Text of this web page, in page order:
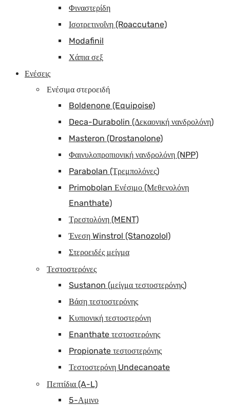
Φιναστερίδη
Ισοτρετινοΐνη (Roaccutane)
Modafinil
Χάπια σεξ
Ενέσεις
Ενέσιμα στεροειδή
Boldenone (Equipoise)
Deca-Durabolin (Δεκαονική νανδρολόνη)
Masteron (Drostanolone)
Φαινυλοπροπιονική νανδρολόνη (NPP)
Parabolan (Τρεμπολόνες)
Primobolan Ενέσιμο (Μεθενολόνη
Enanthate)
Τρεστολόνη (MENT)
Ένεση Winstrol (Stanozolol)
Στεροειδές μείγμα
Τεστοστερόνες
Sustanon (μείγμα τεστοστερόνης)
Βάση τεστοστερόνης
Κυπιονική τεστοστερόνη
Enanthate τεστοστερόνης
Propionate τεστοστερόνης
Τεστοστερόνη Undecanoate
Πεπτίδια (A-L)
5-Αμινο